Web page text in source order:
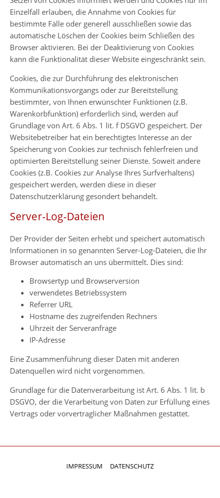
Einzelfall erlauben, die Annahme von Cookies für
bestimmte Fälle oder generell ausschließen sowie das
automatische Löschen der Cookies beim Schließen des
Browser aktivieren. Bei der Deaktivierung von Cookies
kann die Funktionalität dieser Website eingeschränkt sein.
Cookies, die zur Durchführung des elektronischen
Kommunikationsvorgangs oder zur Bereitstellung
bestimmter, von Ihnen erwünschter Funktionen (z.B.
Warenkorbfunktion) erforderlich sind, werden auf
Grundlage von Art. 6 Abs. 1 lit. f DSGVO gespeichert. Der
Websitebetreiber hat ein berechtigtes Interesse an der
Speicherung von Cookies zur technisch fehlerfreien und
optimierten Bereitstellung seiner Dienste. Soweit andere
Cookies (z.B. Cookies zur Analyse Ihres Surfverhaltens)
gespeichert werden, werden diese in dieser
Datenschutzerklärung gesondert behandelt.
Server-Log-Dateien
Der Provider der Seiten erhebt und speichert automatisch
Informationen in so genannten Server-Log-Dateien, die Ihr
Browser automatisch an uns übermittelt. Dies sind:
Browsertyp und Browserversion
verwendetes Betriebssystem
Referrer URL
Hostname des zugreifenden Rechners
Uhrzeit der Serveranfrage
IP-Adresse
Eine Zusammenführung dieser Daten mit anderen
Datenquellen wird nicht vorgenommen.
Grundlage für die Datenverarbeitung ist Art. 6 Abs. 1 lit. b
DSGVO, der die Verarbeitung von Daten zur Erfüllung eines
Vertrags oder vorvertraglicher Maßnahmen gestattet.
IMPRESSUM DATENSCHUTZ